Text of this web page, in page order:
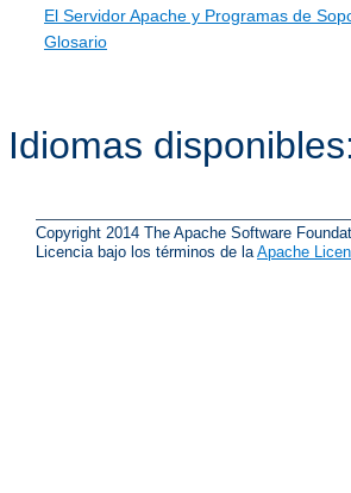
El Servidor Apache y Programas de
Glosario
Idiomas disponibles:
Copyright 2014 The Apache Software
Licencia bajo los términos de la Apache